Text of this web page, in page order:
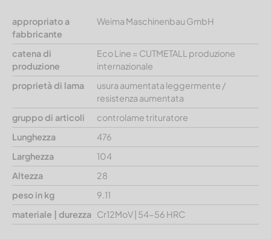
appropriato a
fabbricante
Weima Maschinenbau GmbH
catena di
produzione
Eco Line = CUTMETALL produzione
internazionale
proprietà di lama
usura aumentata leggermente /
resistenza aumentata
gruppo di articoli
controlame trituratore
Lunghezza
476
Larghezza
104
Altezza
28
peso in kg
9.11
materiale | durezza Cr12MoV | 54-56 HRC